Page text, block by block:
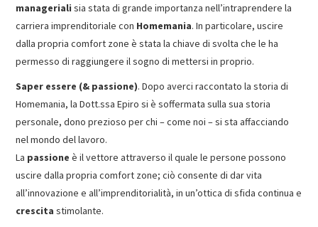
manageriali sia stata di grande importanza nell’intraprendere la
carriera imprenditoriale con Homemania. In particolare, uscire
dalla propria comfort zone è stata la chiave di svolta che le ha
permesso di raggiungere il sogno di mettersi in proprio.
Saper essere (& passione). Dopo averci raccontato la storia di
Homemania, la Dott.ssa Epiro si è soffermata sulla sua storia
personale, dono prezioso per chi – come noi – si sta affacciando
nel mondo del lavoro.
La passione è il vettore attraverso il quale le persone possono
uscire dalla propria comfort zone; ciò consente di dar vita
all’innovazione e all’imprenditorialità, in un’ottica di sfida continua e
crescita stimolante.